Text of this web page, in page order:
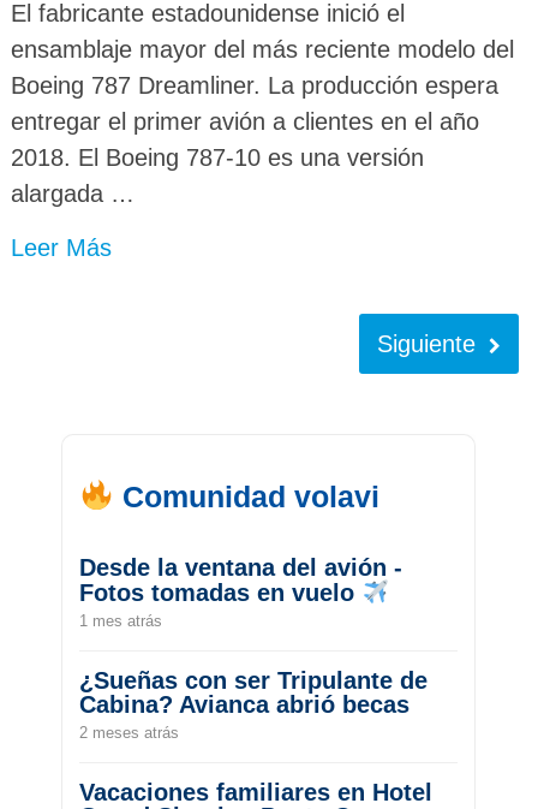
El fabricante estadounidense inició el
ensamblaje mayor del más reciente modelo del
Boeing 787 Dreamliner. La producción espera
entregar el primer avión a clientes en el año
2018. El Boeing 787-10 es una versión
alargada …
Leer Más
Siguiente
Comunidad volavi
Desde la ventana del avión -
Fotos tomadas en vuelo
1 mes atrás
¿Sueñas con ser Tripulante de
Cabina? Avianca abrió becas
2 meses atrás
Vacaciones familiares en Hotel